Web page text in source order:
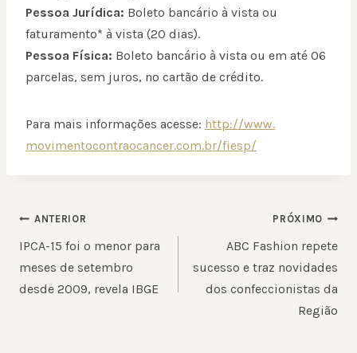
Pessoa Jurídica: Boleto bancário à vista ou
faturamento* à vista (20 dias).
Pessoa Física: Boleto bancário à vista ou em até 06
parcelas, sem juros, no cartão de crédito.
Para mais informações acesse: http://www.
movimentocontraocancer.com.br/fiesp/
NAVEGAÇÃO
DE
POST
ANTERIOR
IPCA-15 foi o menor para
meses de setembro
desde 2009, revela IBGE
PRÓXIMO
ABC Fashion repete
sucesso e traz novidades
dos confeccionistas da
Região